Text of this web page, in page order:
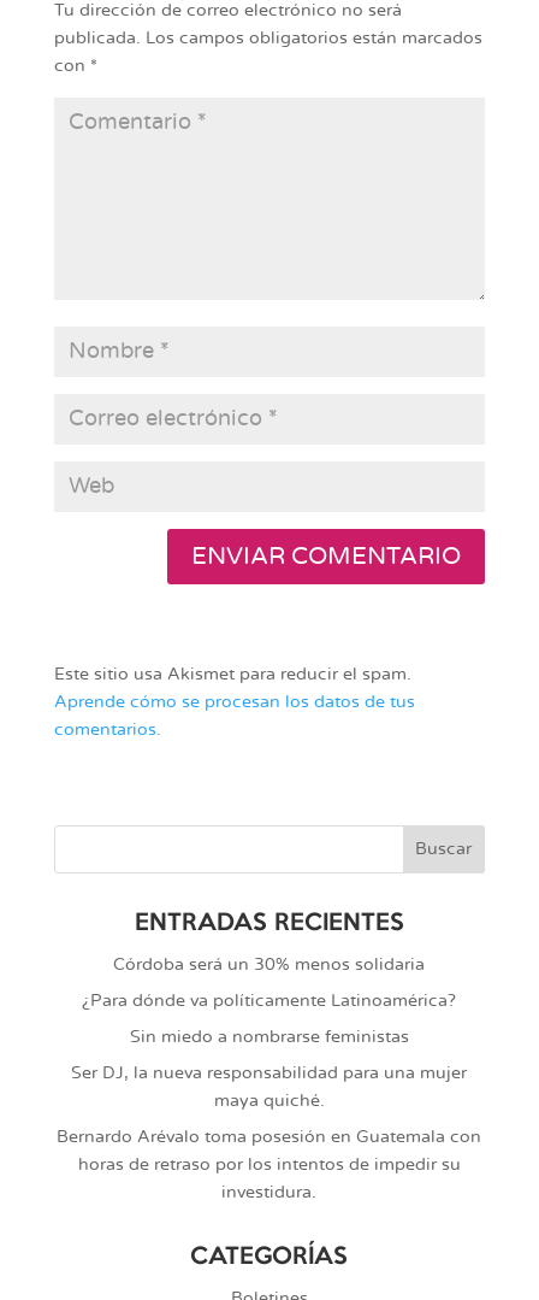
Tu dirección de correo electrónico no será
publicada. Los campos obligatorios están marcados
con *
Este sitio usa Akismet para reducir el spam.
Aprende cómo se procesan los datos de tus
comentarios.
ENTRADAS RECIENTES
Córdoba será un 30% menos solidaria
¿Para dónde va políticamente Latinoamérica?
Sin miedo a nombrarse feministas
Ser DJ, la nueva responsabilidad para una mujer
maya quiché.
Bernardo Arévalo toma posesión en Guatemala con
horas de retraso por los intentos de impedir su
investidura.
CATEGORÍAS